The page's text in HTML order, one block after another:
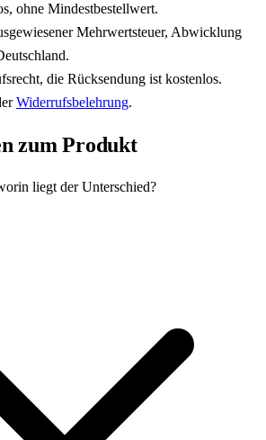
ohne Mindestbestellwert.
Mehrwertsteuer, Abwicklung
die Rücksendung ist kostenlos.
Widerrufsbelehrung.
zum Produkt
liegt der Unterschied?